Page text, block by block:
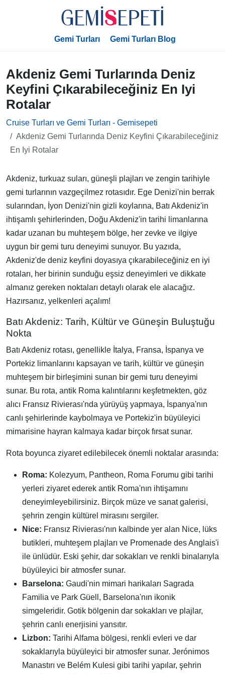
Gemi Turları Gemi Turları Blog
Akdeniz Gemi Turlarında Deniz
Keyfini Çıkarabileceğiniz En Iyi
Rotalar
Cruise Turları ve Gemi Turları - Gemisepeti
Akdeniz Gemi Turlarında Deniz Keyfini Çıkarabileceğiniz
En Iyi Rotalar
Akdeniz, turkuaz suları, güneşli plajları ve zengin tarihiyle
gemi turlarının vazgeçilmez rotasıdır. Ege Denizi'nin berrak
sularından, İyon Denizi'nin gizli koylarına, Batı Akdeniz'in
ihtişamlı şehirlerinden, Doğu Akdeniz'in tarihi limanlarına
kadar uzanan bu muhteşem bölge, her zevke ve ilgiye
uygun bir gemi turu deneyimi sunuyor. Bu yazıda,
Akdeniz'de deniz keyfini doyasıya çıkarabileceğiniz en iyi
rotaları, her birinin sunduğu eşsiz deneyimleri ve dikkate
almanız gereken noktaları detaylı olarak ele alacağız.
Hazırsanız, yelkenleri açalım!
Batı Akdeniz: Tarih, Kültür ve Güneşin Buluştuğu
Nokta
Batı Akdeniz rotası, genellikle İtalya, Fransa, İspanya ve
Portekiz limanlarını kapsayan ve tarih, kültür ve güneşin
muhteşem bir birleşimini sunan bir gemi turu deneyimi
sunar. Bu rota, antik Roma kalıntılarını keşfetmekten, göz
alıcı Fransız Rivierası'nda yürüyüş yapmaya, İspanya'nın
canlı şehirlerinde kaybolmaya ve Portekiz'in büyüleyici
mimarisine hayran kalmaya kadar birçok fırsat sunar.
Rota boyunca ziyaret edilebilecek önemli noktalar arasında:
Roma: Kolezyum, Pantheon, Roma Forumu gibi tarihi
yerleri ziyaret ederek antik Roma'nın ihtişamını
deneyimleyebilirsiniz. Birçok müze ve sanat galerisi,
şehrin zengin kültürel mirasını sergiler.
Nice: Fransız Rivierası'nın kalbinde yer alan Nice, lüks
butikleri, muhteşem plajları ve Promenade des Anglais'i
ile ünlüdür. Eski şehir, dar sokakları ve renkli binalarıyla
büyüleyici bir atmosfer sunar.
Barselona: Gaudi'nin mimari harikaları Sagrada
Familia ve Park Güell, Barselona'nın ikonik
simgeleridir. Gotik bölgenin dar sokakları ve plajlar,
şehrin canlı enerjisini yansıtır.
Lizbon: Tarihi Alfama bölgesi, renkli evleri ve dar
sokaklarıyla büyüleyici bir atmosfer sunar. Jerónimos
Manastırı ve Belém Kulesi gibi tarihi yapılar, şehrin